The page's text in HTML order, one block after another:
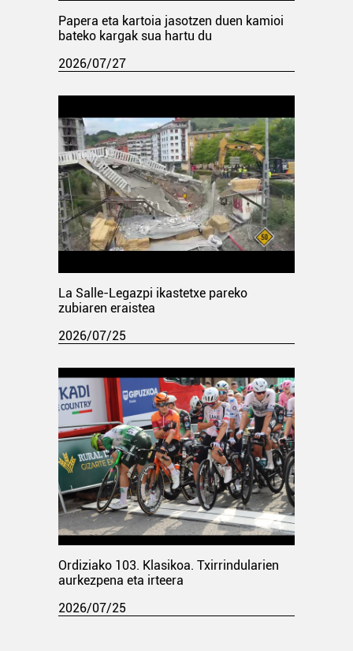
Papera eta kartoia jasotzen duen kamioi
bateko kargak sua hartu du
2026/07/27
La Salle-Legazpi ikastetxe pareko
zubiaren eraistea
2026/07/25
Ordiziako 103. Klasikoa. Txirrindularien
aurkezpena eta irteera
2026/07/25